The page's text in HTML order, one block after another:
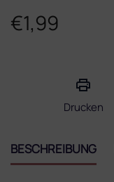
€1,99
Drucken
BESCHREIBUNG